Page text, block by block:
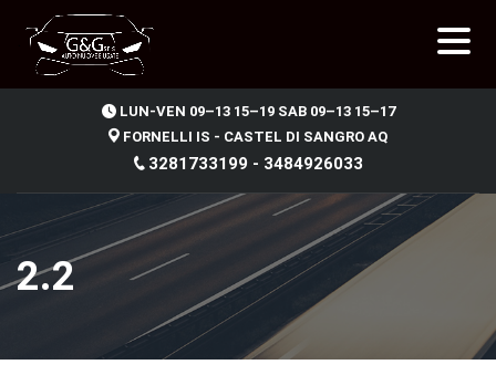
LUN-VEN 09–13 15–19 SAB 09–13 15–17
FORNELLI IS - CASTEL DI SANGRO AQ
3281733199 - 3484926033
2.2